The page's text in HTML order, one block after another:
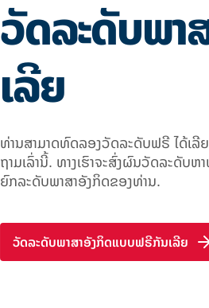
ວັດລະດັບພາ
ເລີຍ
ທ່ານສາມາດທົດລອງວັດລະດັບຟຣີ ໄດ້ເ
ຖາມເລົ່ານີ້. ທາງເຮົາຈະສົ່ງຜົນວັດລະດັບຫ
ຍົກລະດັບພາສາອັງກິດຂອງທ່ານ.
ວັດລະດັບພາສາອັງກິດແບບຟຣີກັນເລີຍ